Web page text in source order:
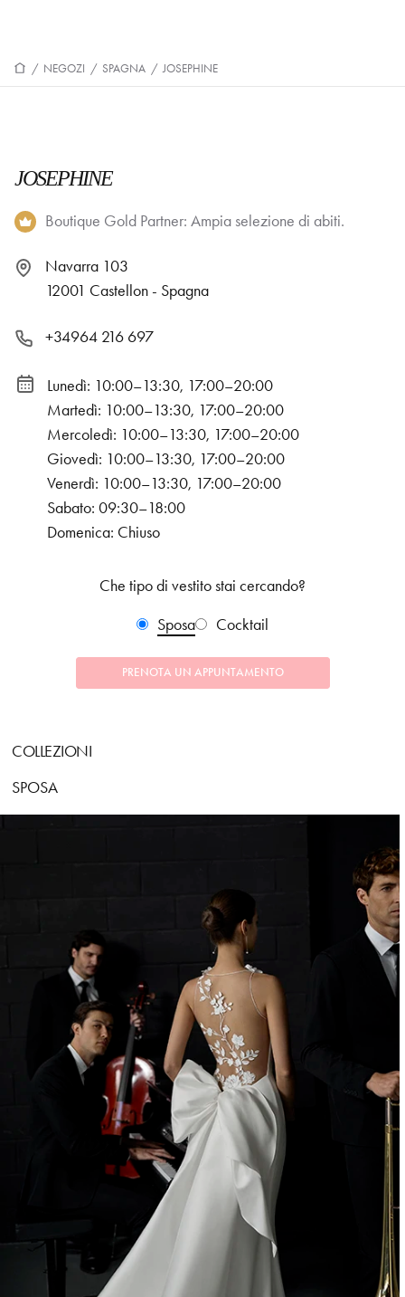
/ NEGOZI / SPAGNA / JOSEPHINE
JOSEPHINE
Boutique Gold Partner: Ampia selezione di abiti.
Navarra 103
12001 Castellon - Spagna
+34964 216 697
Lunedì: 10:00–13:30, 17:00–20:00
Martedì: 10:00–13:30, 17:00–20:00
Mercoledì: 10:00–13:30, 17:00–20:00
Giovedì: 10:00–13:30, 17:00–20:00
Venerdì: 10:00–13:30, 17:00–20:00
Sabato: 09:30–18:00
Domenica: Chiuso
Che tipo di vestito stai cercando?
Sposa
Cocktail
PRENOTA UN APPUNTAMENTO
COLLEZIONI
SPOSA